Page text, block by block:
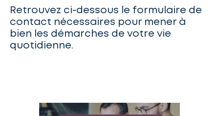
Retrouvez ci-dessous le formulaire de
contact nécessaires pour mener à
bien les démarches de votre vie
quotidienne.